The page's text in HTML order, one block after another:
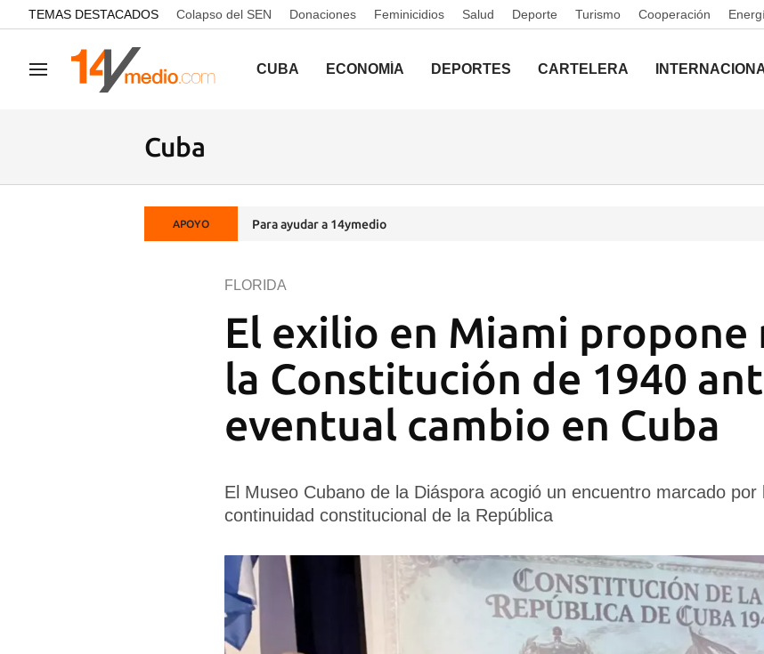
common.go-to-content
TEMAS DESTACADOS Colapso del SEN Donaciones Feminicidios Salud Deporte Turismo Cooperación
Navegación CUBA ECONOMÍA DEPORTES CARTELERA
Cuba
APOYO Para ayudar a 14ymedio
El exilio en Miami
la Constitución de 1940
eventual cambio en Cuba
FLORIDA
El Museo Cubano de la Diáspora acogió un encuentro marcado
continuidad constitucional de la República